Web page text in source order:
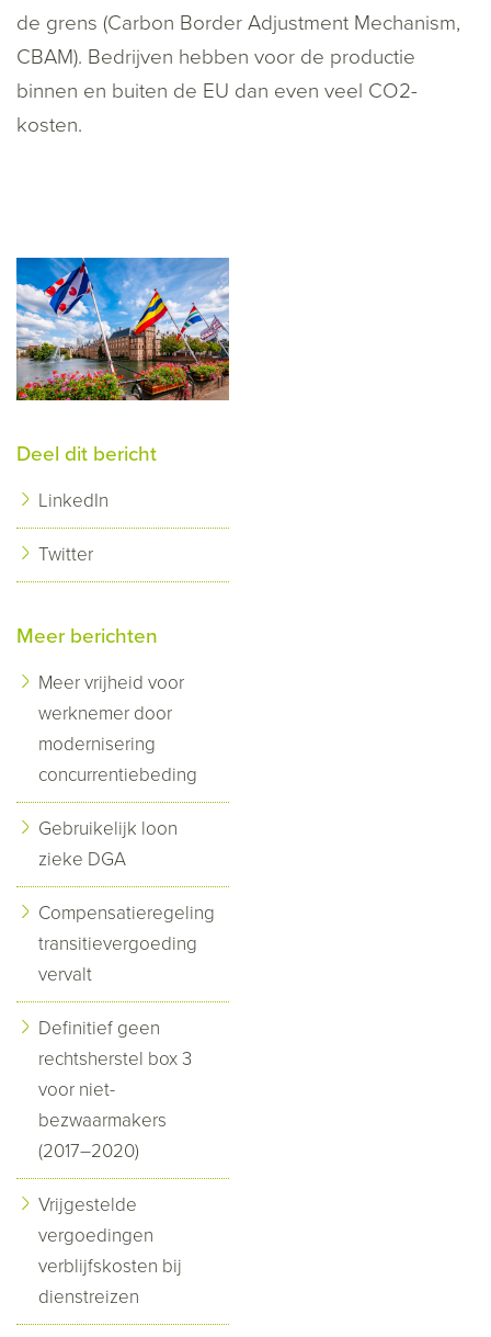
de grens (Carbon Border Adjustment Mechanism,
CBAM). Bedrijven hebben voor de productie
binnen en buiten de EU dan even veel CO2-
kosten.
Deel dit bericht
LinkedIn
Twitter
Meer berichten
Meer vrijheid voor
werknemer door
modernisering
concurrentiebeding
Gebruikelijk loon
zieke DGA
Compensatieregeling
transitievergoeding
vervalt
Definitief geen
rechtsherstel box 3
voor niet-
bezwaarmakers
(2017–2020)
Vrijgestelde
vergoedingen
verblijfskosten bij
dienstreizen